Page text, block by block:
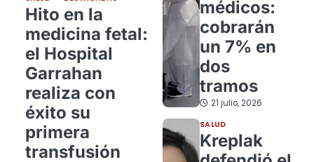
Hito en la
medicina fetal:
el Hospital
Garrahan
realiza con
éxito su
primera
transfusión
médicos:
cobrarán
un 7% en
dos
tramos
21 julio, 2026
SALUD
Kreplak